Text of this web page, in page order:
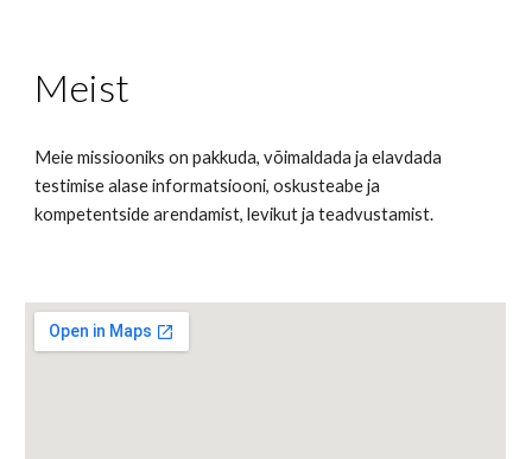
Meist
Meie missiooniks on pakkuda, võimaldada ja elavdada
testimise alase informatsiooni, oskusteabe ja
kompetentside arendamist, levikut ja teadvustamist.